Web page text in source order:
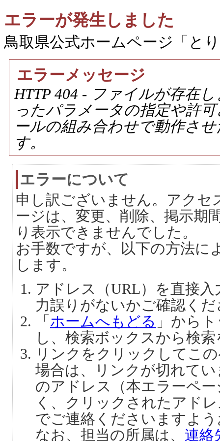
エラーが発生しました
鳥取県公式ホームページ「と
エラーメッセージ
HTTP 404 - ファイルが存在
ったパラメータの指定や許
ールの組み合わせで動作さ
す。
エラーについて
申し訳ございません。アクセ
ージは、変更、削除、掲示期
り表示できませんでした。
お手数ですが、以下の方法に
します。
アドレス（URL）を直接
力誤りがないかご確認く
「 ホームへもどる 」から
し、検索ボックスから検
リンクをクリックしてこ
場合は、リンクが切れて
のアドレス（本エラーペ
く、クリックされたアド
でご連絡くださいますよ
なお、担当の所属は、 連絡